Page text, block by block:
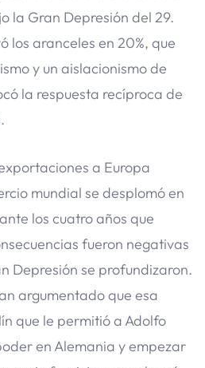
la Gran Depresión del 29.
los aranceles en 20%, que
y un aislacionismo de
la respuesta recíproca de
a Europa
mundial se desplomó en
los cuatro años que
fueron negativas
Depresión se profundizaron.
argumentado que esa
que le permitió a Adolfo
en Alemania y empezar